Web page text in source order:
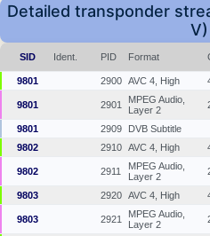
Detailed transponder
V)
SID Ident. PID Format
9801 2900 AVC 4, High
9801 2901
MPEG Audio,
Layer 2
9801 2909 DVB Subtitle
9802
2910 AVC 4, High
9802 2911
MPEG Audio,
Layer 2
9803 2920 AVC 4, High
9803 2921
MPEG Audio,
Layer 2